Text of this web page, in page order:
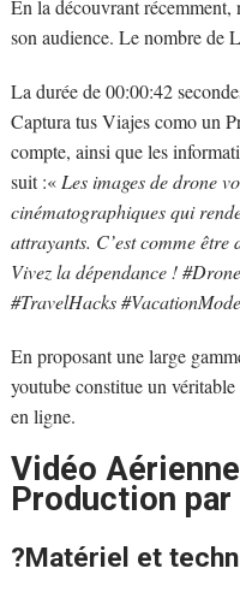
En la découvrant récemment,
son audience. Le nombre de
La durée de 00:00:42
Captura tus Viajes como un
compte, ainsi que les
suit :«Les images de drone
cinématographiques qui
attrayants. C’est comme être
Vivez la dépendance !
#TravelHacks #VacationMode
En proposant une large
youtube constitue un
en ligne.
Vidéo
Production par
?Matériel et